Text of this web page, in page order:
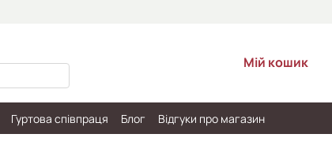
Мій кошик
Гуртова співпраця Блог
Відгуки про магазин